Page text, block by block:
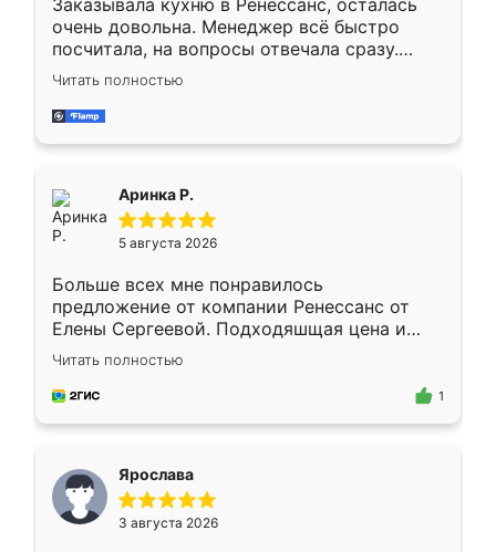
Заказывала кухню в Ренессанс, осталась
очень довольна. Менеджер всё быстро
посчитала, на вопросы отвечала сразу.
Замерщик приехал в субботу, подошёл к
делу со всей ответственностью. Собрали
за день, ребята работали аккуратно, даже
Читать полностью
Аринка Р.
5 августа 2026
Больше всех мне понравилось
предложение от компании Ренессанс от
Елены Сергеевой. Подходяшщая цена и
короткие сроки изготовления. Приехавший
для замера сотрудник Владислав
предложил по моему эскизу самый
Читать полностью
1
Ярослава
3 августа 2026